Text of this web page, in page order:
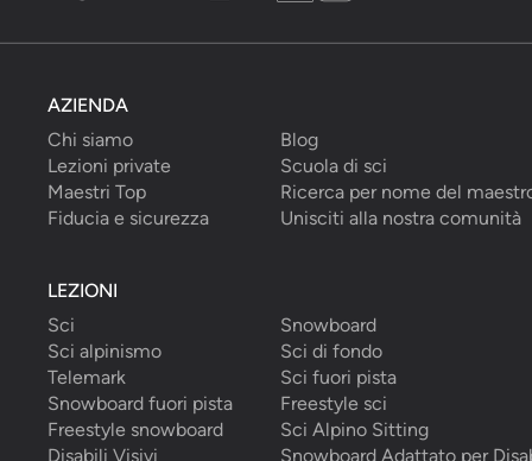
AZIENDA
Chi siamo
Blog
Lezioni private
Scuola di sci
Maestri Top
Ricerca per nome del
Fiducia e sicurezza
Unisciti alla nostra comunità
LEZIONI
Sci
Snowboard
Sci alpinismo
Sci di fondo
Telemark
Sci fuori pista
Snowboard fuori pista
Freestyle sci
Freestyle snowboard
Sci Alpino Sitting
Disabili Visivi
Snowboard Adattato per